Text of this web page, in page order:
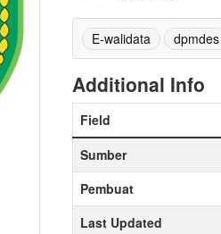
E-walidata dpmdes
Additional Info
Field
Sumber
Pembuat
Last Updated